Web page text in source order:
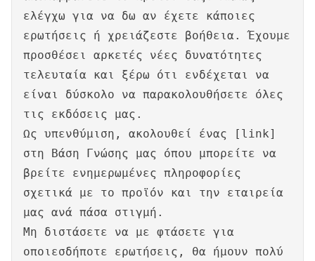
ελέγχω για να δω αν έχετε κάποιες
ερωτήσεις ή χρειάζεστε βοήθεια. Έχουμε
προσθέσει αρκετές νέες δυνατότητες
τελευταία και ξέρω ότι ενδέχεται να
είναι δύσκολο να παρακολουθήσετε όλες
τις εκδόσεις μας.
Ως υπενθύμιση, ακολουθεί ένας [link]
στη Βάση Γνώσης μας όπου μπορείτε να
βρείτε ενημερωμένες πληροφορίες
σχετικά με το προϊόν και την εταιρεία
μας ανά πάσα στιγμή.
Μη διστάσετε να με φτάσετε για
οποιεσδήποτε ερωτήσεις, θα ήμουν πολύ